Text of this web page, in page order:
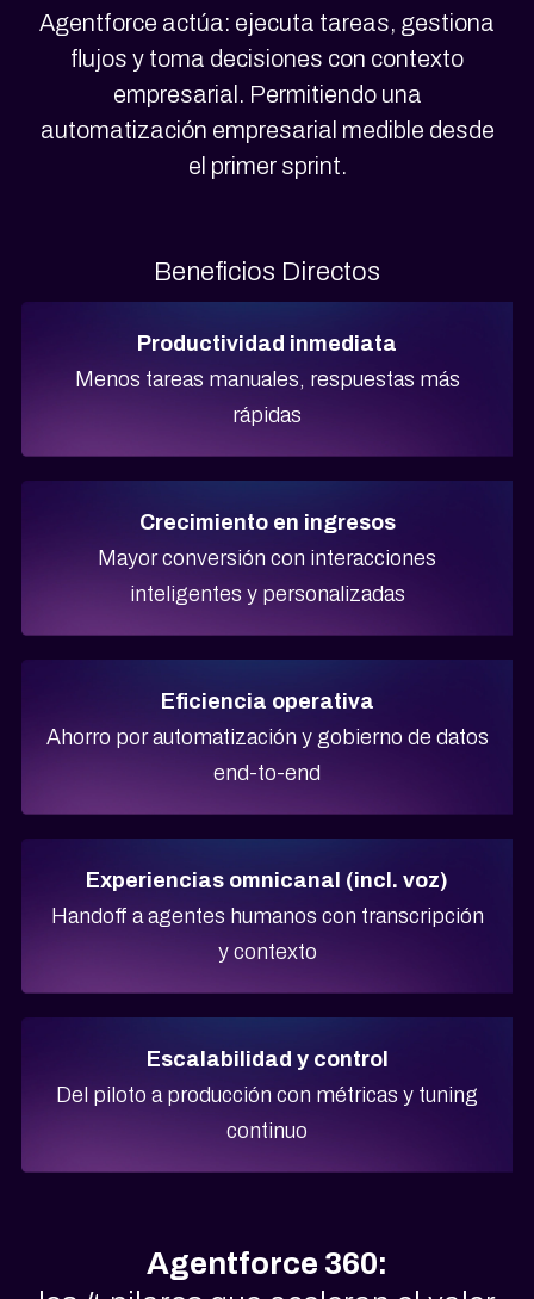
Agentforce actúa: ejecuta tareas, gestiona
flujos y toma decisiones con contexto
empresarial. Permitiendo una
automatización empresarial medible desde
el primer sprint.
Beneficios Directos
Productividad inmediata
Menos tareas manuales, respuestas más
rápidas
Crecimiento en ingresos
Mayor conversión con interacciones
inteligentes y personalizadas
Eficiencia operativa
Ahorro por automatización y gobierno de datos
end-to-end
Experiencias omnicanal (incl. voz)
Handoff a agentes humanos con transcripción
y contexto
Escalabilidad y control
Del piloto a producción con métricas y tuning
continuo
Agentforce 360: